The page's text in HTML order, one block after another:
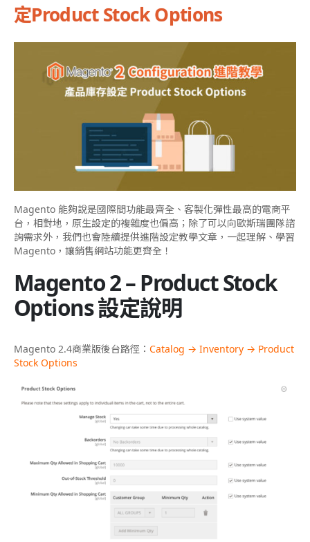
定Product Stock Options
Magento 能夠說是國際間功能最齊全、客製化彈性最高的電商平
台，相對地，原生設定的複雜度也偏高；除了可以向歐斯瑞團隊諮
詢需求外，我們也會陸續提供進階設定教學文章，一起理解、學習
Magento，讓銷售網站功能更齊全！
Magento 2 – Product Stock
Options 設定說明
Magento 2.4商業版後台路徑： Catalog → Inventory → Product
Stock Options